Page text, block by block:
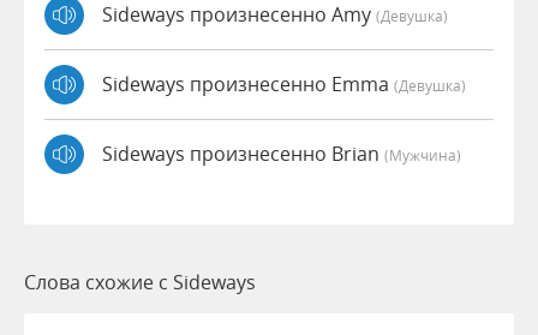
Sideways произнесенно Amy (девушка)
Sideways произнесенно Emma (девушка)
Sideways произнесенно Brian (мужчина)
Слова схожие с Sideways